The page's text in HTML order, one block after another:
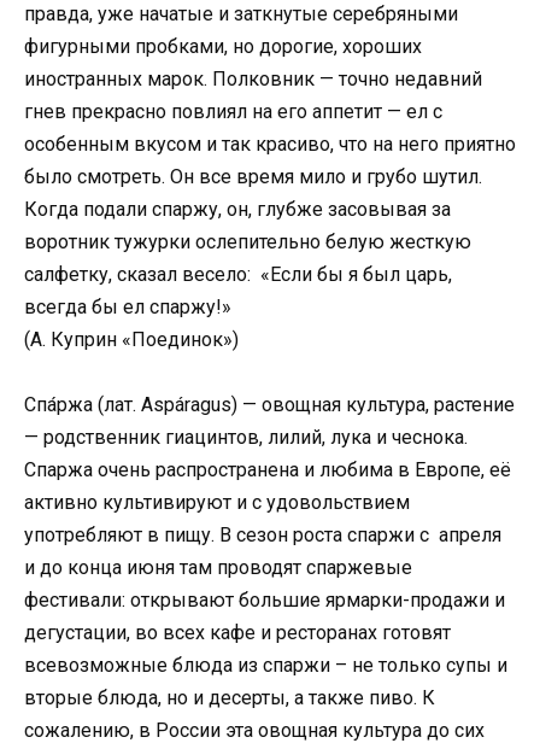
правда, уже начатые и заткнутые серебряными
фигурными пробками, но дорогие, хороших
иностранных марок. Полковник — точно недавний
гнев прекрасно повлиял на его аппетит — ел с
особенным вкусом и так красиво, что на него приятно
было смотреть. Он все время мило и грубо шутил.
Когда подали спаржу, он, глубже засовывая за
воротник тужурки ослепительно белую жесткую
салфетку, сказал весело: «Если бы я был царь,
всегда бы ел спаржу!»
(А. Куприн «Поединок»)
Спа́ржа (лат. Aspáragus) — овощная культура, растение
— родственник гиацинтов, лилий, лука и чеснока.
Спаржа очень распространена и любима в Европе, её
активно культивируют и с удовольствием
употребляют в пищу. В сезон роста спаржи с апреля
и до конца июня там проводят спаржевые
фестивали: открывают большие ярмарки-продажи и
дегустации, во всех кафе и ресторанах готовят
всевозможные блюда из спаржи – не только супы и
вторые блюда, но и десерты, а также пиво. К
сожалению, в России эта овощная культура до сих